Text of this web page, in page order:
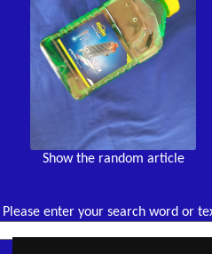
Show the random article
Please enter your search word or